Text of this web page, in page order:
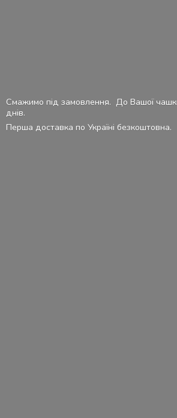
Смажимо під замовлення. До Вашої
днів.
Перша доставка по Україні безкоштовна.